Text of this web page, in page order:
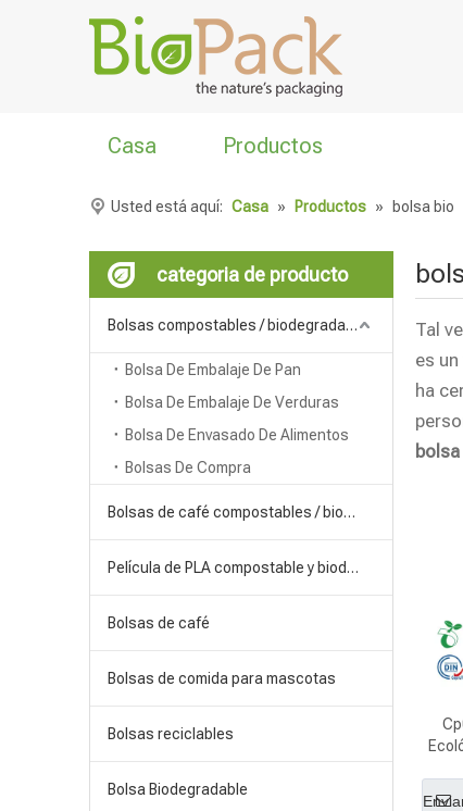
Casa Productos
Usted está aquí: Casa » Productos » bolsa bio
categoria de producto
Bolsas compostables / biodegradables
Bolsa De Embalaje De Pan
Bolsa De Embalaje De Verduras
Bolsa De Envasado De Alimentos
Bolsas De Compra
Bolsas de café compostables / biodegradables
Película de PLA compostable y biodegradable
Bolsas de café
Bolsas de comida para mascotas
Bolsas reciclables
Bolsa Biodegradable
Tal
es
ha